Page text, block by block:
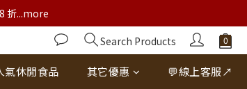
折...more
Search Products
氣休閒食品 其它優惠 💬線上客服↗